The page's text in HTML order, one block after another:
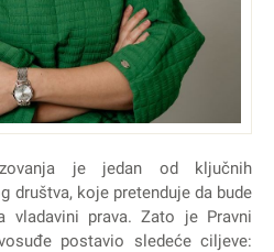
je jedan od ključnih
društva, koje pretenduje da bude
vladavini prava. Zato je Pravni
postavio sledeće ciljeve: